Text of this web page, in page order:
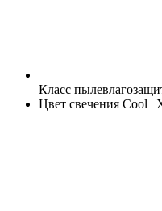
Класс
Цвет свечения Cool |